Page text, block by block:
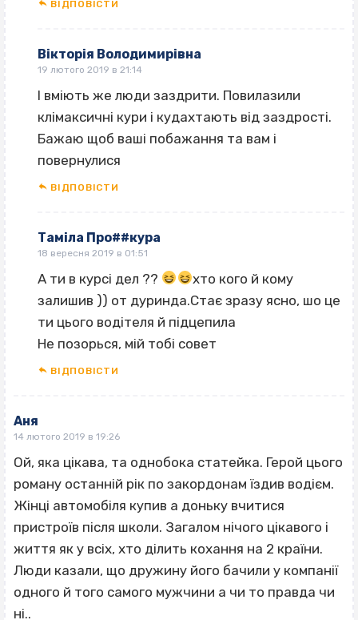
ВІДПОВІCТИ
Вікторія Володимирівна
19 лютого 2019 в 21:14
І вміють же люди заздрити. Повилазили
клімаксичні кури і кудахтають від заздрості.
Бажаю щоб ваші побажання та вам і
повернулися
ВІДПОВІCТИ
Таміла Про##кура
18 вересня 2019 в 01:51
А ти в курсі дел ??
хто кого й кому
залишив )) от дуринда.Стає зразу ясно, шо це
ти цього водітеля й підцепила
Не позорься, мій тобі совет
ВІДПОВІCТИ
Аня
14 лютого 2019 в 19:26
Ой, яка цікава, та однобока статейка. Герой цього
роману останній рік по закордонам їздив водієм.
Жінці автомобіля купив а доньку вчитися
пристроїв після школи. Загалом нічого цікавого і
життя як у всіх, хто ділить кохання на 2 країни.
Люди казали, що дружину його бачили у компанії
одного й того самого мужчини а чи то правда чи
ні..